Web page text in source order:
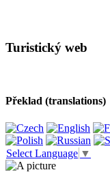
Turistický web
Překlad (translations)
Select Language ▼